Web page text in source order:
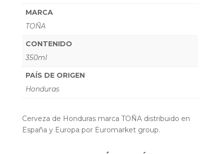
MARCA
TOÑA
CONTENIDO
350ml
PAÍS DE ORIGEN
Honduras
Cerveza de Honduras marca TOÑA distribuido en
España y Europa por Euromarket group.